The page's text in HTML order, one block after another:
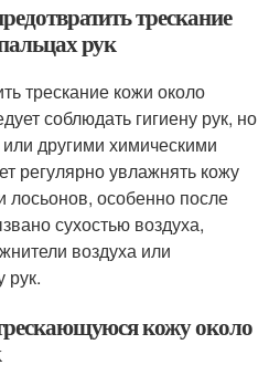
трескание
рук
трескание кожи около
соблюдать гигиену рук, но
другими химическими
регулярно увлажнять кожу
особенно после
сухостью воздуха,
воздуха или
рук.
кожу около